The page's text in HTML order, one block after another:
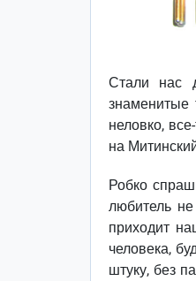
Стали нас
знаменитые
неловко,
на
Робко
любитель
приходит
человека,
штуку, без